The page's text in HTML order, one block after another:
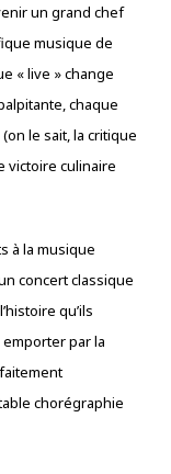
un grand chef
musique de
« live » change
chaque
le sait, la critique
victoire culinaire
à la musique
concert classique
qu’ils
par la
chorégraphie